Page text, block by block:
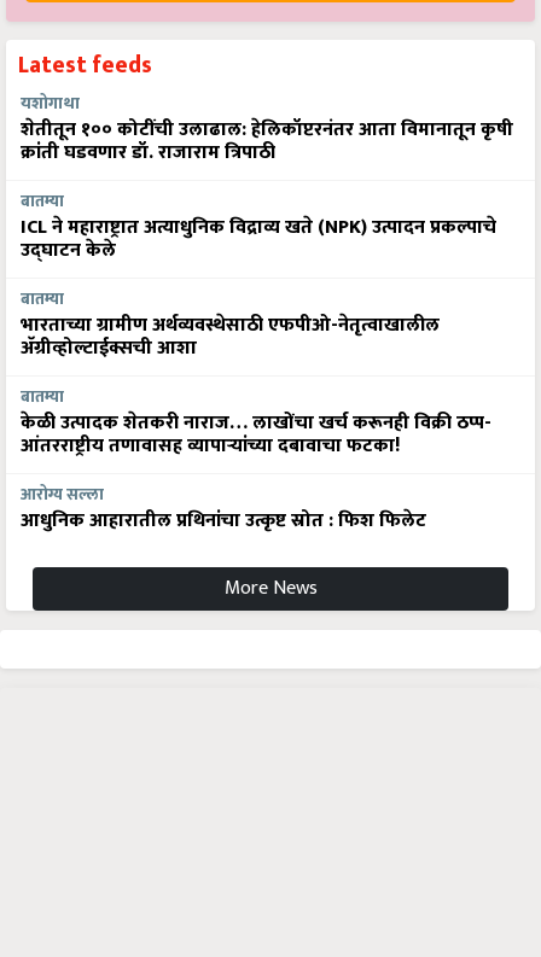
Latest feeds
यशोगाथा
शेतीतून १०० कोटींची उलाढाल: हेलिकॉप्टरनंतर आता विमानातून कृषी
क्रांती घडवणार डॉ. राजाराम त्रिपाठी
बातम्या
ICL ने महाराष्ट्रात अत्याधुनिक विद्राव्य खते (NPK) उत्पादन प्रकल्पाचे
उद्घाटन केले
बातम्या
भारताच्या ग्रामीण अर्थव्यवस्थेसाठी एफपीओ-नेतृत्वाखालील
अ‍ॅग्रीव्होल्टाईक्सची आशा
बातम्या
केळी उत्पादक शेतकरी नाराज… लाखोंचा खर्च करूनही विक्री ठप्प-
आंतरराष्ट्रीय तणावासह व्यापाऱ्यांच्या दबावाचा फटका!
आरोग्य सल्ला
आधुनिक आहारातील प्रथिनांचा उत्कृष्ट स्रोत : फिश फिलेट
More News